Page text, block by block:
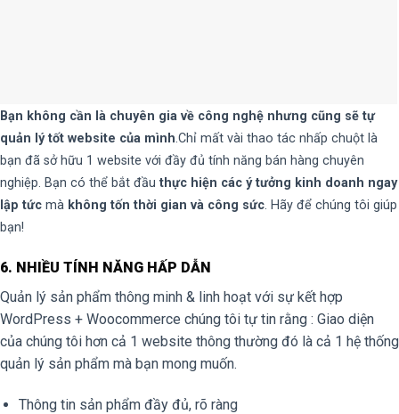
Bạn không cần là chuyên gia về công nghệ nhưng cũng sẽ tự
quản lý tốt website của mình.Chỉ mất vài thao tác nhấp chuột là
bạn đã sở hữu 1 website với đầy đủ tính năng bán hàng chuyên
nghiệp. Bạn có thể bắt đầu thực hiện các ý tưởng kinh doanh ngay
lập tức mà không tốn thời gian và công sức. Hãy để chúng tôi giúp
bạn!
6. NHIỀU TÍNH NĂNG HẤP DẪN
Quản lý sản phẩm thông minh & linh hoạt với sự kết hợp
WordPress + Woocommerce chúng tôi tự tin rằng : Giao diện
của chúng tôi hơn cả 1 website thông thường đó là cả 1 hệ thống
quản lý sản phẩm mà bạn mong muốn.
Thông tin sản phẩm đầy đủ, rõ ràng